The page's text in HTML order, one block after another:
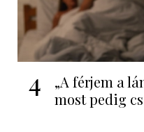
4
„A férjem a
most pedig